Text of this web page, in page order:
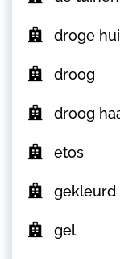
droge
droog
droog
etos
gekleurd
gel